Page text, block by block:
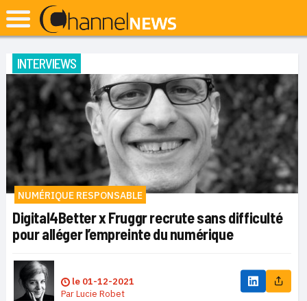
INTERVIEWS
NUMÉRIQUE RESPONSABLE
Digital4Better x Fruggr recrute sans difficulté
pour alléger l’empreinte du numérique
le 01-12-2021
ParLucie Robet